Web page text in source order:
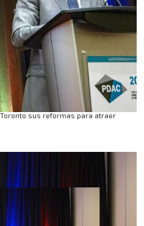
sus reformas para atraer